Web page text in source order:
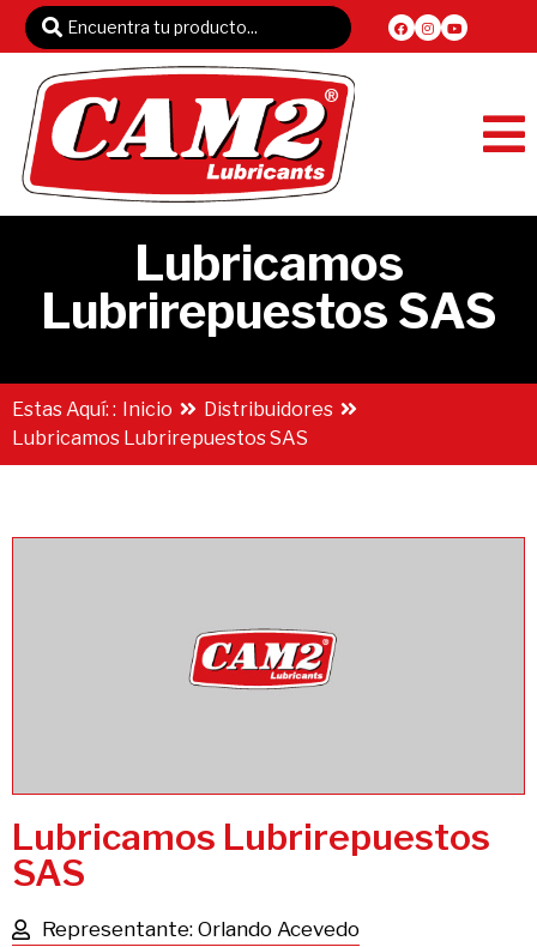
Lubricamos
Lubrirepuestos SAS
Estas Aquí: : Inicio
Distribuidores
Lubricamos Lubrirepuestos SAS
Lubricamos Lubrirepuestos
SAS
Representante: Orlando Acevedo